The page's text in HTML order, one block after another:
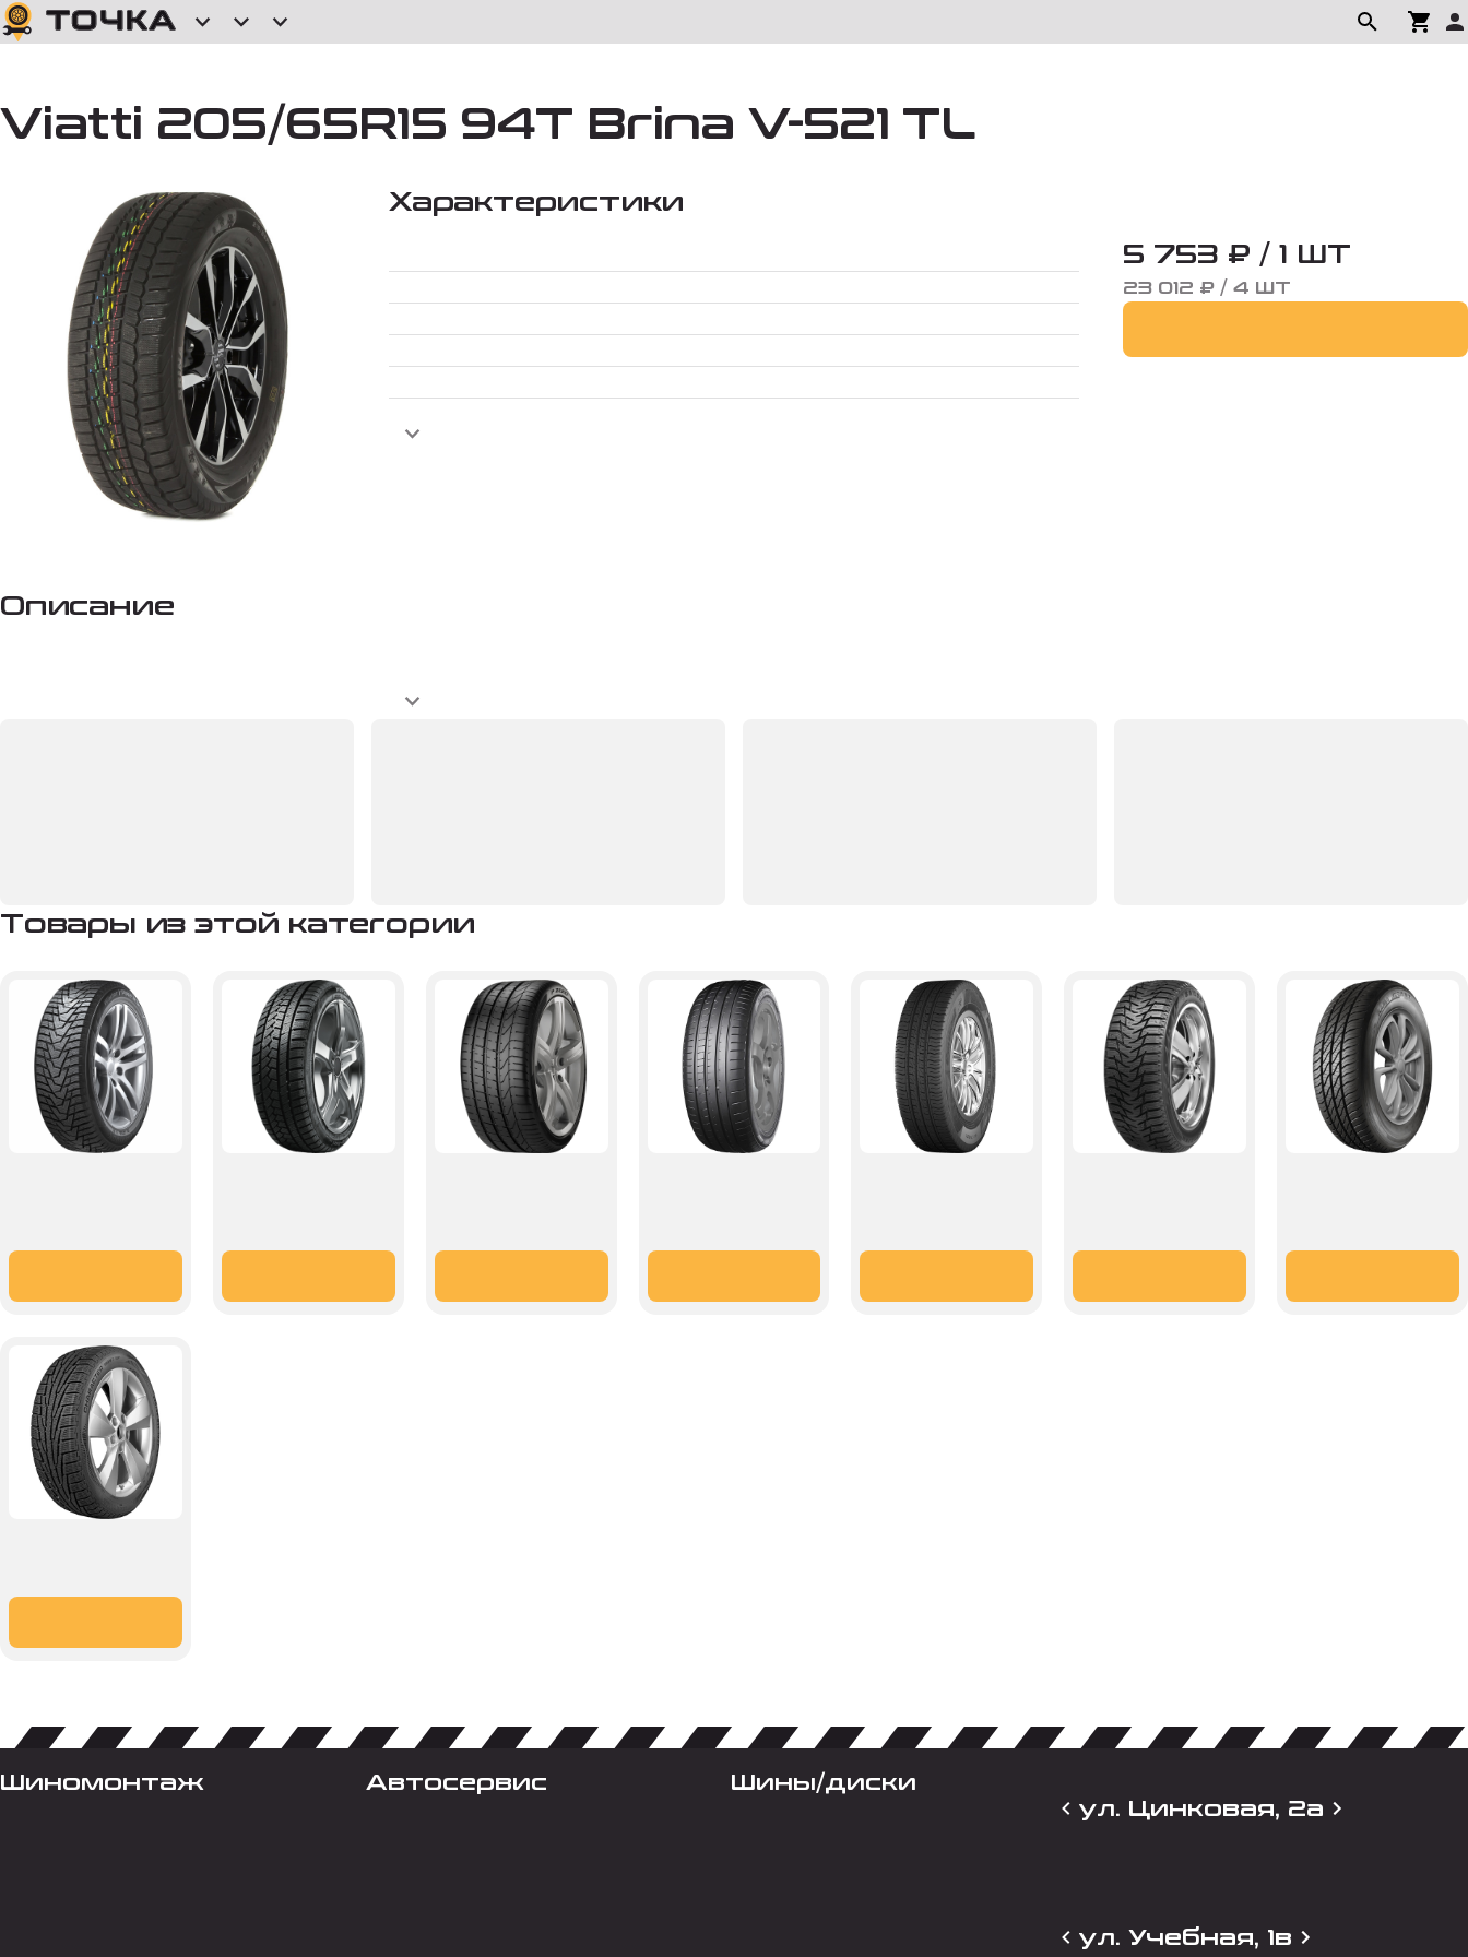
Viatti 205/65R15 94T Brina V-521 TL
Характеристики
5 753 ₽ / 1 ШТ
23 012 ₽ / 4 ШТ
Описание
Товары из этой категории
Шиномонтаж Автосервис
Шины/диски
ул. Цинковая, 2а
ул. Учебная, 1в